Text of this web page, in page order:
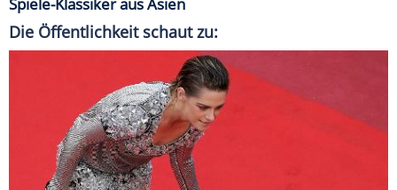
Die Öffentlichkeit schaut zu: